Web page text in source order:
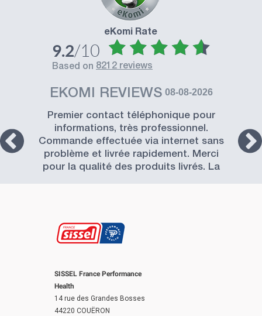
eKomi Rate
9.2/10
based on 8212 reviews
EKOMI REVIEWS 08-08-2026
Premier contact téléphonique pour
informations, très professionnel.
Commande effectuée via internet sans
problème et livrée rapidement. Merci
pour la qualité des produits livrés. La
SISSEL France Performance
Health
14 rue des Grandes Bosses
44220 COUËRON